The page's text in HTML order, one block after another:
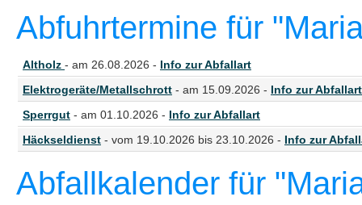
Abfuhrtermine für
Altholz - am 26.08.2026 - Info zur Abfallart
Elektrogeräte/Metallschrott - am 15.09.2026 - Info zur Abfallart
Sperrgut - am 01.10.2026 - Info zur Abfallart
Häckseldienst - vom 19.10.2026 bis 23.10.2026 - Info zur
Abfallkalender für